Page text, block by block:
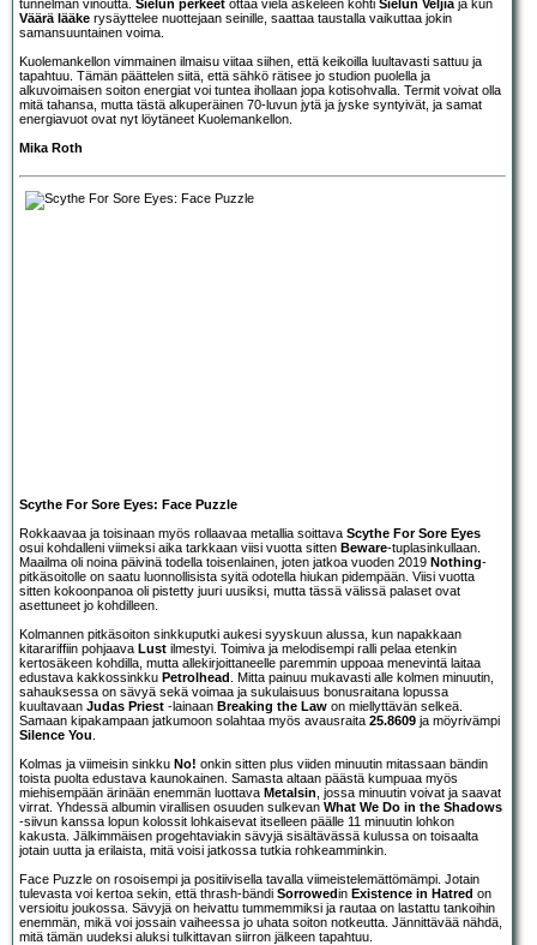
tunnelman vinoutta. Sielun perkeet ottaa vielä askeleen kohti Sielun Veljiä ja kun
Väärä lääke rysäyttelee nuottejaan seinille, saattaa taustalla vaikuttaa jokin
samansuuntainen voima.
Kuolemankellon vimmainen ilmaisu viitaa siihen, että keikoilla luultavasti sattuu ja
tapahtuu. Tämän päättelen siitä, että sähkö rätisee jo studion puolella ja
alkuvoimaisen soiton energiat voi tuntea ihollaan jopa kotisohvalla. Termit voivat olla
mitä tahansa, mutta tästä alkuperäinen 70-luvun jytä ja jyske syntyivät, ja samat
energiavuot ovat nyt löytäneet Kuolemankellon.
Mika Roth
Scythe For Sore Eyes: Face Puzzle
Rokkaavaa ja toisinaan myös rollaavaa metallia soittava Scythe For Sore Eyes
osui kohdalleni viimeksi aika tarkkaan viisi vuotta sitten Beware-tuplasinkullaan.
Maailma oli noina päivinä todella toisenlainen, joten jatkoa vuoden 2019 Nothing-
pitkäsoitolle on saatu luonnollisista syitä odotella hiukan pidempään. Viisi vuotta
sitten kokoonpanoa oli pistetty juuri uusiksi, mutta tässä välissä palaset ovat
asettuneet jo kohdilleen.
Kolmannen pitkäsoiton sinkkuputki aukesi syyskuun alussa, kun napakkaan
kitarariffiin pohjaava Lust ilmestyi. Toimiva ja melodisempi ralli pelaa etenkin
kertosäkeen kohdilla, mutta allekirjoittaneelle paremmin uppoaa menevintä laitaa
edustava kakkossinkku Petrolhead . Mitta painuu mukavasti alle kolmen minuutin,
sahauksessa on sävyä sekä voimaa ja sukulaisuus bonusraitana lopussa
kuultavaan Judas Priest -lainaan Breaking the Law on miellyttävän selkeä.
Samaan kipakampaan jatkumoon solahtaa myös avausraita 25.8609 ja möyrivämpi
Silence You
Kolmas ja viimeisin sinkku No! onkin sitten plus viiden minuutin mitassaan bändin
toista puolta edustava kaunokainen. Samasta altaan päästä kumpuaa myös
miehisempään ärinään enemmän luottava Metalsin , jossa minuutin voivat ja saavat
virrat. Yhdessä albumin virallisen osuuden sulkevan What We Do in the Shadows
-siivun kanssa lopun kolossit lohkaisevat itselleen päälle 11 minuutin lohkon
kakusta. Jälkimmäisen progehtaviakin sävyjä sisältävässä kulussa on toisaalta
jotain uutta ja erilaista, mitä voisi jatkossa tutkia rohkeamminkin.
Face Puzzle on rosoisempi ja positiivisella tavalla viimeistelemättömämpi. Jotain
tulevasta voi kertoa sekin, että thrash-bändi Sorrowedin Existence in Hatred on
versioitu joukossa. Sävyjä on heivattu tummemmiksi ja rautaa on lastattu tankoihin
enemmän, mikä voi jossain vaiheessa jo uhata soiton notkeutta. Jännittävää nähdä,
mitä tämän uudeksi aluksi tulkittavan siirron jälkeen tapahtuu.